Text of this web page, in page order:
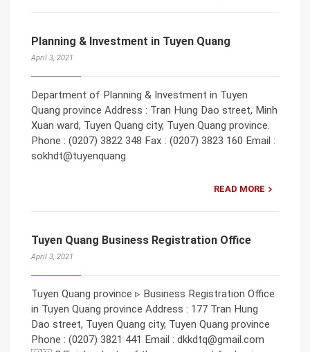
Planning & Investment in Tuyen Quang
April 3, 2021
Department of Planning & Investment in Tuyen
Quang province Address : Tran Hung Dao street, Minh
Xuan ward, Tuyen Quang city, Tuyen Quang province.
Phone : (0207) 3822 348 Fax : (0207) 3823 160 Email :
sokhdt@tuyenquang.
READ MORE
Tuyen Quang Business Registration Office
April 3, 2021
Tuyen Quang province ▹ Business Registration Office
in Tuyen Quang province Address : 177 Tran Hung
Dao street, Tuyen Quang city, Tuyen Quang province
Phone : (0207) 3821 441 Email : dkkdtq@gmail.com